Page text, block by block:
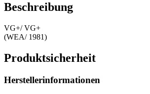
Beschreibung
VG+/ VG+
(WEA/ 1981)
Produktsicherheit
Herstellerinformationen